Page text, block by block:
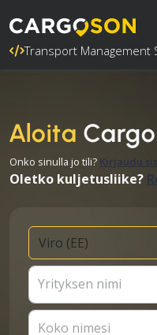
Transport Management
Aloita
Onko sinulla jo tili? Kirjaudu
Oletko kuljetusliike?
Yrityksen nimi
Koko nimesi